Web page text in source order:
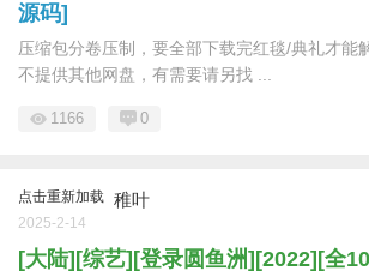
源码]
压缩包分卷压制，要全部下载完红毯/典礼才能
不提供其他网盘，有需要请另找 ...
1166 0
点击重新加载 稚叶
2025-2-14
[大陆][综艺][登录圆鱼洲][2022][全